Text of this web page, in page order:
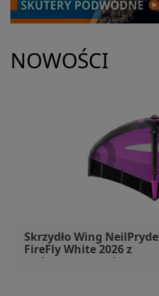
NOWOŚCI
Skrzydło Wing NeilPryde
FireFly White 2026 z
carbonowym uchwytem